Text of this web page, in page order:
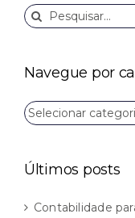
Buscar
resultados
Navegue por
Navegue
por
Últimos posts
Contabilidade